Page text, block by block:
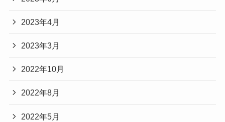
2023年4月
2023年3月
2022年10月
2022年8月
2022年5月